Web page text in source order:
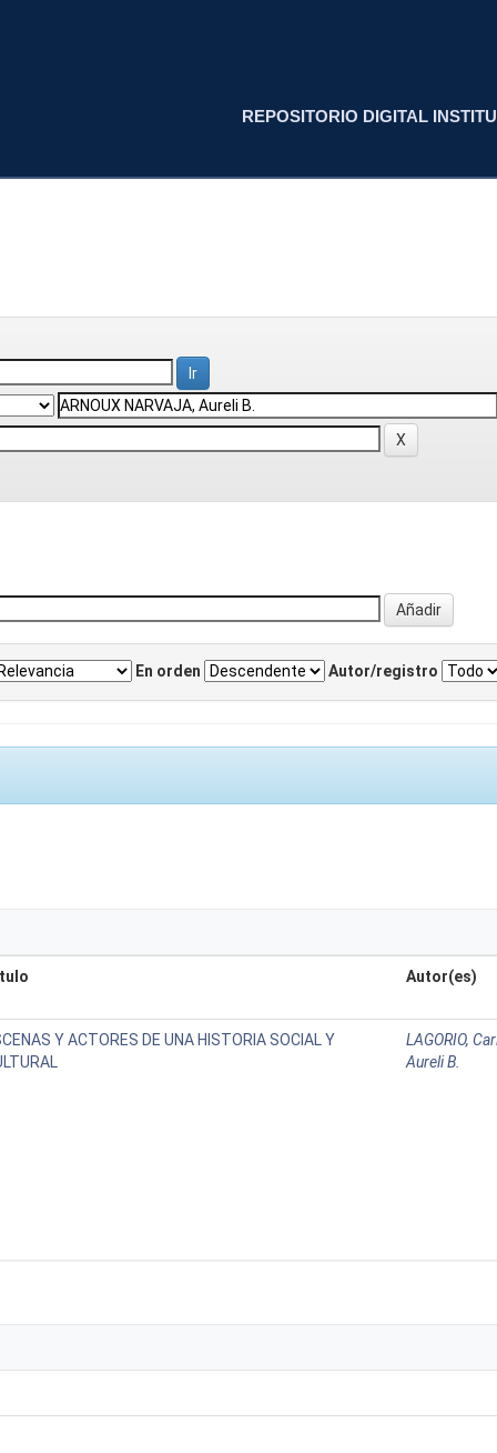
REPOSITORIO DIGITAL
En orden Autor/registro
Autor(es)
Y ACTORES DE UNA HISTORIA SOCIAL Y
LAGORIO,
Aureli B.